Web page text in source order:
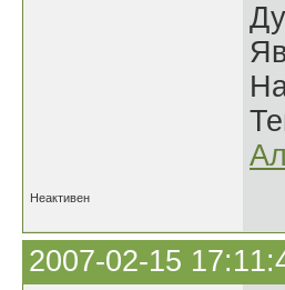
Неактивен
2007-02-15